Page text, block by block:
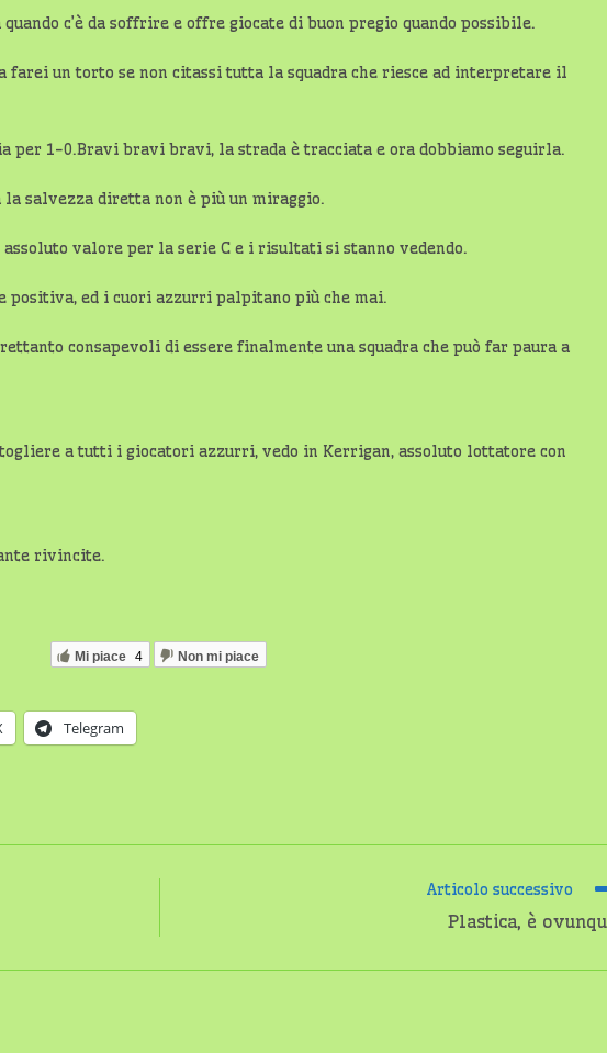
c’è da soffrire e offre giocate di buon pregio quando possibile.
farei un torto se non citassi tutta la squadra che riesce ad interpretare il
per 1-0.Bravi bravi bravi, la strada è tracciata e ora dobbiamo seguirla.
salvezza diretta non è più un miraggio.
valore per la serie C e i risultati si stanno vedendo.
positiva, ed i cuori azzurri palpitano più che mai.
consapevoli di essere finalmente una squadra che può far paura a
a tutti i giocatori azzurri, vedo in Kerrigan, assoluto lottatore con
rivincite.
Mi piace 4 Non mi piace
Telegram
Articolo successivo
Plastica, è